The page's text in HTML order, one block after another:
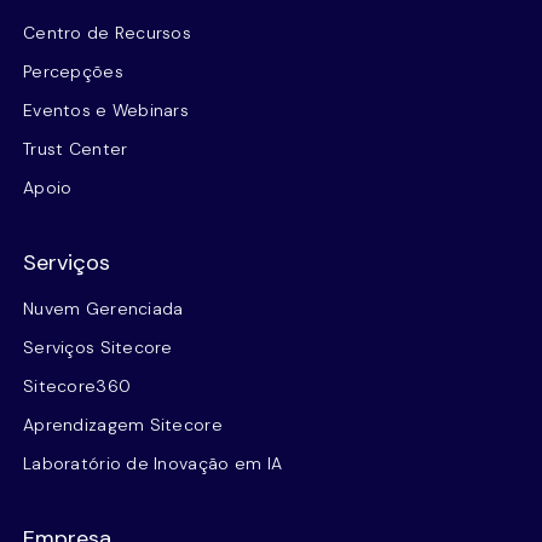
Centro de Recursos
Percepções
Eventos e Webinars
Trust Center
Apoio
Serviços
Nuvem Gerenciada
Serviços Sitecore
Sitecore360
Aprendizagem Sitecore
Laboratório de Inovação em IA